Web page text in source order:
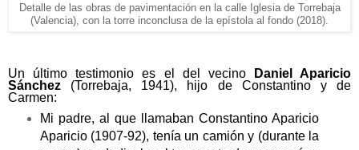
Detalle de las obras de pavimentación en la calle Iglesia de Torrebaja
(Valencia), con la torre inconclusa de la epístola al fondo (2018).
Un último testimonio es el del vecino
Daniel Aparicio
Sánchez (Torrebaja, 1941), hijo de Constantino y de
Carmen:
Mi padre, al que llamaban Constantino Aparicio
Aparicio (1907-92), tenía un camión y (durante la